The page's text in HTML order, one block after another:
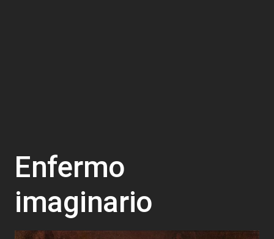
Enfermo
imaginario